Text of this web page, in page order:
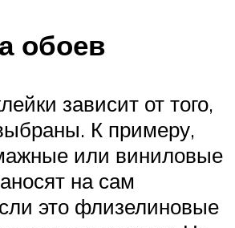
обоев
зависит от того,
К примеру,
или виниловые
на сам
это флизелиновые